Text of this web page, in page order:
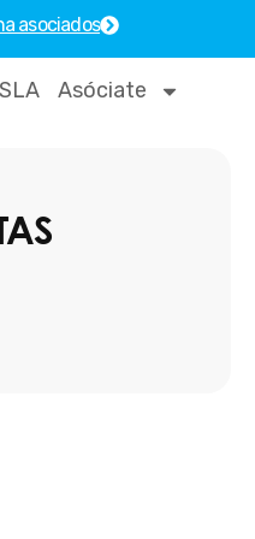
asociados
Asóciate